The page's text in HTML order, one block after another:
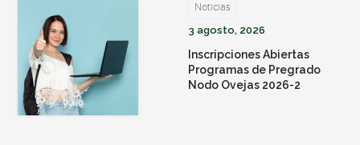
Noticias
3 agosto, 2026
Inscripciones Abiertas
Programas de Pregrado
Nodo Ovejas 2026-2